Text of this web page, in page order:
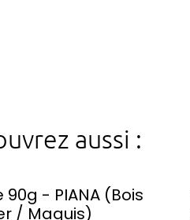
aussi :
90g - PIANA (Bois
/ Maquis)